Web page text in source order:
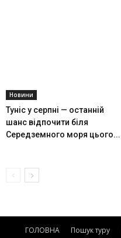
Новини
Туніс у серпні — останній
шанс відпочити біля
Середземного моря цього...
ГОЛОВНА Пошук туру